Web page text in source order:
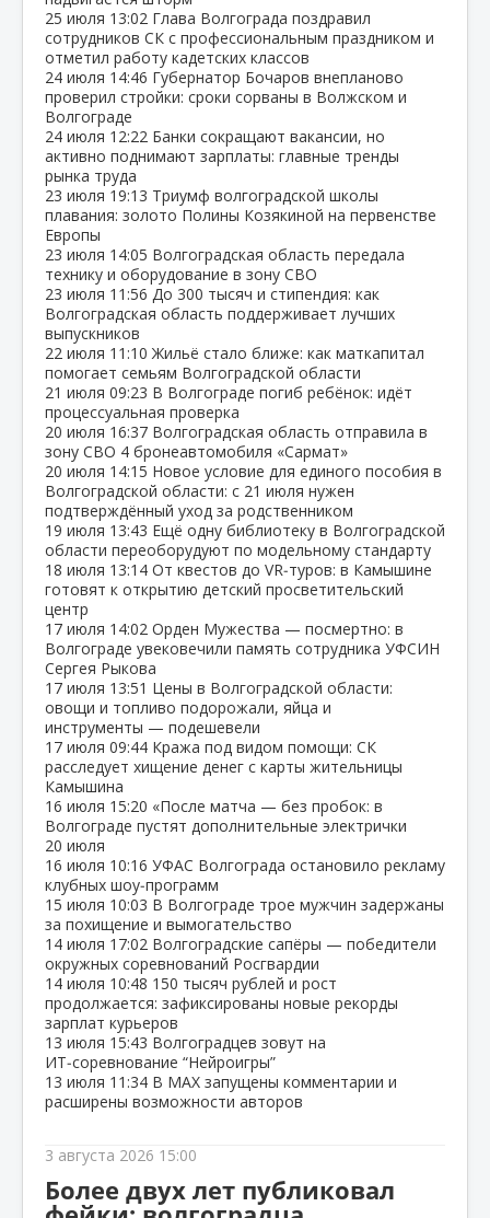
25 июля 13:02 Глава Волгограда поздравил
сотрудников СК с профессиональным праздником и
отметил работу кадетских классов
24 июля 14:46 Губернатор Бочаров внепланово
проверил стройки: сроки сорваны в Волжском и
Волгограде
24 июля 12:22 Банки сокращают вакансии, но
активно поднимают зарплаты: главные тренды
рынка труда
23 июля 19:13 Триумф волгоградской школы
плавания: золото Полины Козякиной на первенстве
Европы
23 июля 14:05 Волгоградская область передала
технику и оборудование в зону СВО
23 июля 11:56 До 300 тысяч и стипендия: как
Волгоградская область поддерживает лучших
выпускников
22 июля 11:10 Жильё стало ближе: как маткапитал
помогает семьям Волгоградской области
21 июля 09:23 В Волгограде погиб ребёнок: идёт
процессуальная проверка
20 июля 16:37 Волгоградская область отправила в
зону СВО 4 бронеавтомобиля «Сармат»
20 июля 14:15 Новое условие для единого пособия в
Волгоградской области: с 21 июля нужен
подтверждённый уход за родственником
19 июля 13:43 Ещё одну библиотеку в Волгоградской
области переоборудуют по модельному стандарту
18 июля 13:14 От квестов до VR‑туров: в Камышине
готовят к открытию детский просветительский
центр
17 июля 14:02 Орден Мужества — посмертно: в
Волгограде увековечили память сотрудника УФСИН
Сергея Рыкова
17 июля 13:51 Цены в Волгоградской области:
овощи и топливо подорожали, яйца и
инструменты — подешевели
17 июля 09:44 Кража под видом помощи: СК
расследует хищение денег с карты жительницы
Камышина
16 июля 15:20 «После матча — без пробок: в
Волгограде пустят дополнительные электрички
20 июля
16 июля 10:16 УФАС Волгограда остановило рекламу
клубных шоу‑программ
15 июля 10:03 В Волгограде трое мужчин задержаны
за похищение и вымогательство
14 июля 17:02 Волгоградские сапёры — победители
окружных соревнований Росгвардии
14 июля 10:48 150 тысяч рублей и рост
продолжается: зафиксированы новые рекорды
зарплат курьеров
13 июля 15:43 Волгоградцев зовут на
ИТ‑соревнование “Нейроигры”
13 июля 11:34 В МАХ запущены комментарии и
расширены возможности авторов
3 августа 2026 15:00
Более двух лет публиковал